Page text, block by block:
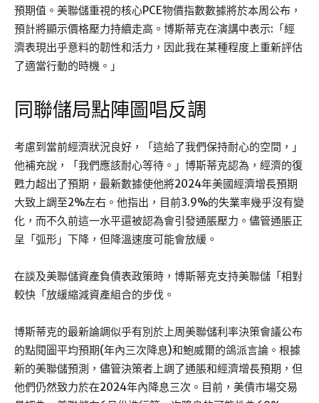
預期值。美聯儲重視的核心PCE物價指數數據將於本周公布，
預計將顯示價格壓力持續走高。博斯蒂克在演講中表示:「經
濟表現出乎意料的韌性和活力，因此我在某種程度上重新評估
了適當行動的時機。」
同聯儲局點陣圖唱反調
考慮到當前經濟狀況良好，「這給了我們保持耐心的空間，」
他補充說，「我們應該耐心等待。」博斯蒂克認為，經濟的復
甦力超出了預期，最新數據使他將2024年美國經濟增長預期
大致上調至2%左右。他指出，目前3.9%的失業率幾乎沒有變
化，而不久前這一水平還被認為會引發通脹壓力。儘管通脹正
呈「弧形」下降，但降溫速度可能會放緩。
在談及美聯儲資產負債表政策時，博斯蒂克支持美聯儲「相對
較快「放緩縮減資產組合的步伐。
博斯蒂克的最新論調似乎有別於上周美聯儲利率決策會議公布
的點閱圖平均預期(年內三次降息)和鮑威爾的鴿派言論。根據
新的美聯儲預測，儘管決策者上調了通脹和經濟增長預期，但
他們仍然致力於在2024年內降息三次。目前，美債市場交易